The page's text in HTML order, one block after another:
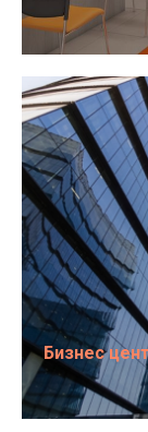
Бизнес